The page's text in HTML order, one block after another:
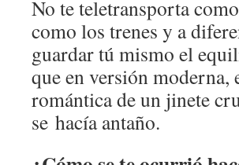
No te teletransporta
como los trenes y a
guardar tú mismo el
que en versión moderna,
romántica de un jinete
se hacía antaño.